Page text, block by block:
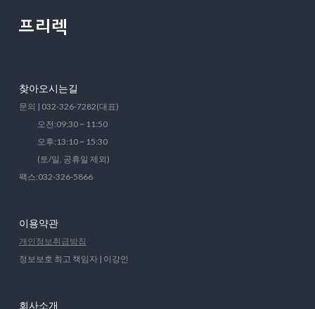
찾아오시는길
문의 | 032-326-7282(대표)
오전:09:30 ~ 11:50
오후:13:10 ~ 15:30
(토/일, 공휴일 제외)
팩스:032-326-5866
이용약관
개인정보취급방침
정보보호 최고 책임자 | 이강인
회사소개